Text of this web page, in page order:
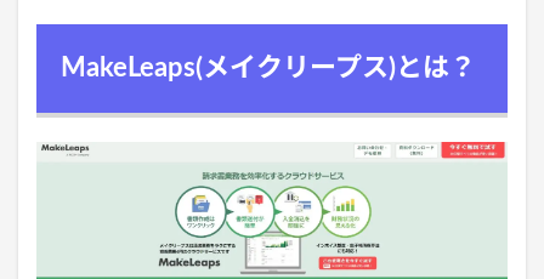
MakeLeaps(メイクリープス)とは？